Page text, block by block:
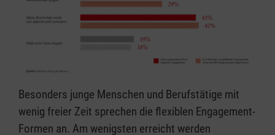
Besonders junge Menschen und Berufstätige mit
wenig freier Zeit sprechen die flexiblen Engagement-
Formen an. Am wenigsten erreicht werden